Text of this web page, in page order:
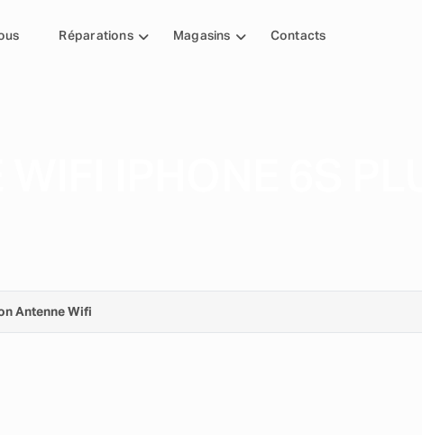
Réparations Magasins Contacts
Antenne Wifi